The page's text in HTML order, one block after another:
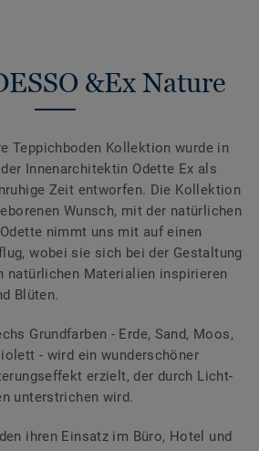
&Ex Nature
Teppichboden Kollektion wurde in
Innenarchitektin Odette Ex als
Zeit entworfen. Die Kollektion
Wunsch, mit der natürlichen
nimmt uns mit auf einen
wobei sie sich bei der Gestaltung
natürlichen Materialien inspirieren
Blüten.
Grundfarben - Erde, Sand, Moos,
- wird ein wunderschöner
erzielt, der durch Licht-
unterstrichen wird.
ihren Einsatz im Büro, Hotel und